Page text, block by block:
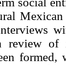
Mexican
review of
formed,